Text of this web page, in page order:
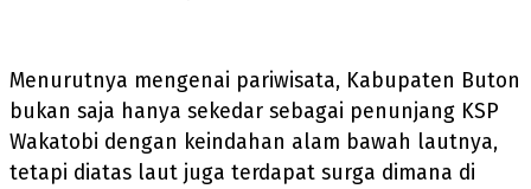
Menurutnya mengenai pariwisata, Kabupaten Buton
bukan saja hanya sekedar sebagai penunjang KSP
Wakatobi dengan keindahan alam bawah lautnya,
tetapi diatas laut juga terdapat surga dimana di